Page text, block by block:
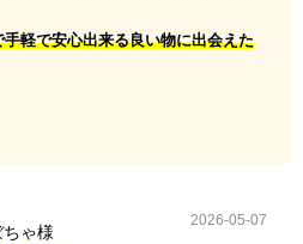
軽で安心出来る良い物に出会えた
ゃ様
2026-05-07